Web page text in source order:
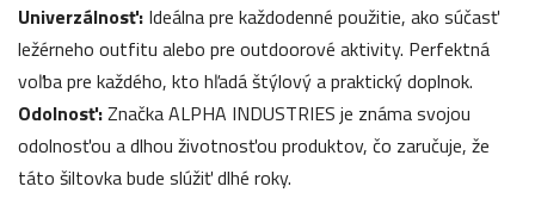
Univerzálnosť: Ideálna pre každodenné použitie, ako súčasť
ležérneho outfitu alebo pre outdoorové aktivity. Perfektná
voľba pre každého, kto hľadá štýlový a praktický doplnok.
Odolnosť:Značka ALPHA INDUSTRIES je známa svojou
odolnosťou a dlhou životnosťou produktov, čo zaručuje, že
táto šiltovka bude slúžiť dlhé roky.